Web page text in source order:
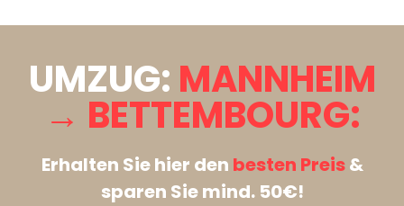
UMZUG: MANNHEIM
→ BETTEMBOURG:
Erhalten Sie hier den besten Preis&
sparen Sie mind. 50€!